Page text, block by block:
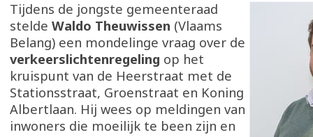
Tijdens de jongste gemeenteraad
stelde Waldo Theuwissen (Vlaams
Belang) een mondelinge vraag over de
verkeerslichtenregeling op het
kruispunt van de Heerstraat met de
Stationsstraat, Groenstraat en Koning
Albertlaan. Hij wees op meldingen van
inwoners die moeilijk te been zijn en